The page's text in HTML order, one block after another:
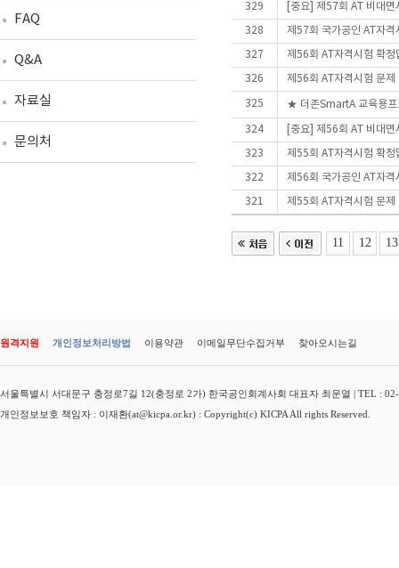
FAQ
Q&A
자료실
문의처
329 [중요] 제57회 AT 비대
328 제57회 국가공인 AT자격
327 제56회 AT자격시험 확정
326 제56회 AT자격시험 문
325 ★ 더존SmartA 교육용
324 [중요] 제56회 AT 비대
323 제55회 AT자격시험 확정
322 제56회 국가공인 AT자격
321 제55회 AT자격시험 문
11 12 13
원격지원 개인정보처리방법 이용약관 이메일무단수집거부 찾아오시는길
서울특별시 서대문구 충정로7길 12(충정로 2가) 한국공인회계사회 대표자 최운열 | TEL :
개인정보보호 책임자 : 이재환(at@kicpa.or.kr) : Copyright(c) KICPA All rights Reserved.